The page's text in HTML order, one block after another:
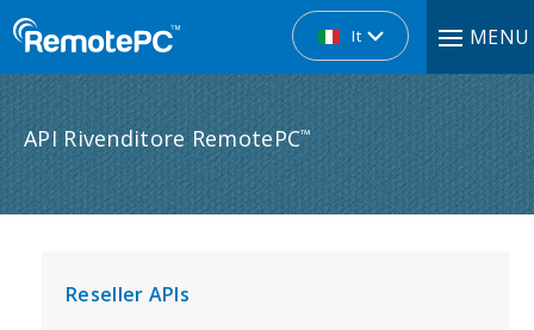
It MENU
API Rivenditore RemotePC™
Reseller APIs